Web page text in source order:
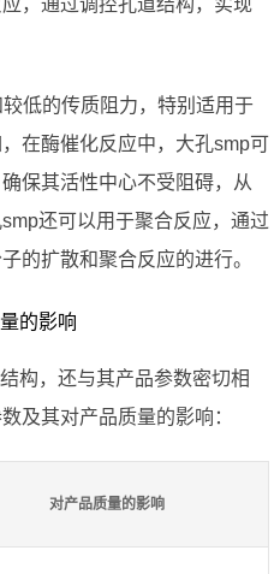
，通过调控孔道结构，实现
低的传质阻力，特别适用于
在酶催化反应中，大孔smp可
保其活性中心不受阻碍，从
还可以用于聚合反应，通过
的扩散和聚合反应的进行。
的影响
构，还与其产品参数密切相
及其对产品质量的影响：
对产品质量的影响